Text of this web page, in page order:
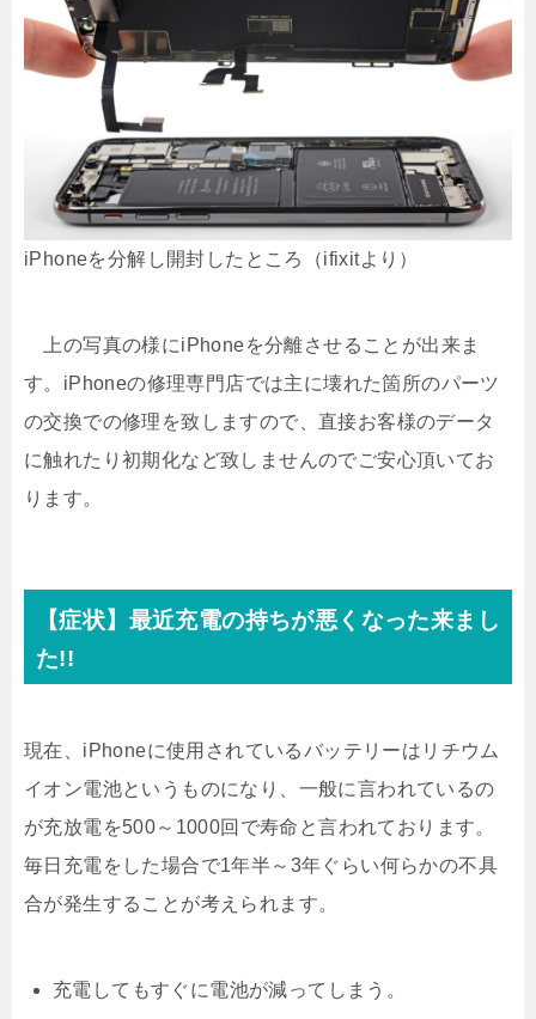
iPhoneを分解し開封したところ（ifixitより）
上の写真の様にiPhoneを分離させることが出来ま
す。iPhoneの修理専門店では主に壊れた箇所のパーツ
の交換での修理を致しますので、直接お客様のデータ
に触れたり初期化など致しませんのでご安心頂いてお
ります。
【症状】最近充電の持ちが悪くなった来まし
た!!
現在、iPhoneに使用されているバッテリーはリチウム
イオン電池というものになり、一般に言われているの
が充放電を500～1000回で寿命と言われております。
毎日充電をした場合で1年半～3年ぐらい何らかの不具
合が発生することが考えられます。
充電してもすぐに電池が減ってしまう。